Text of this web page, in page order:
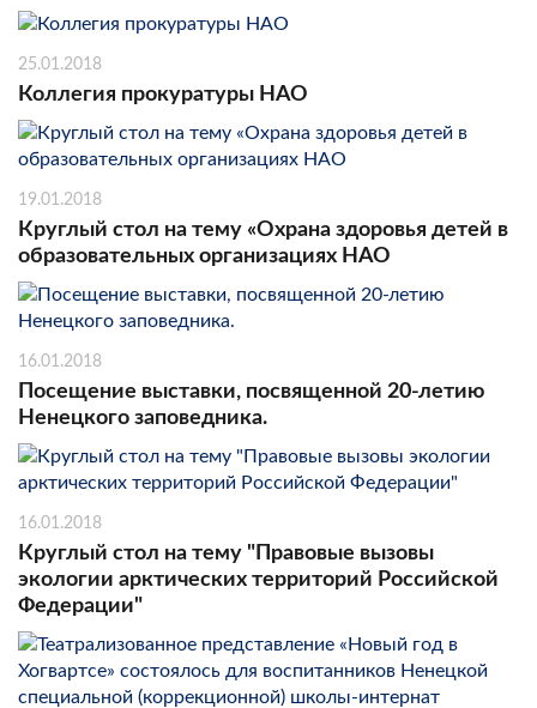
25.01.2018
Коллегия прокуратуры НАО
19.01.2018
Круглый стол на тему «Охрана здоровья детей в
образовательных организациях НАО
16.01.2018
Посещение выставки, посвященной 20-летию
Ненецкого заповедника.
16.01.2018
Круглый стол на тему "Правовые вызовы
экологии арктических территорий Российской
Федерации"